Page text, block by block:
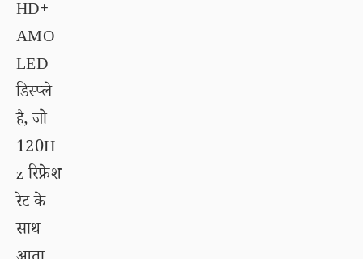
HD+
AMO
LED
डिस्प्ले
है, जो
120H
z रिफ्रेश
रेट के
साथ